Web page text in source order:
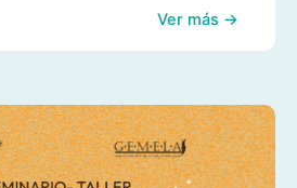
Ver más →